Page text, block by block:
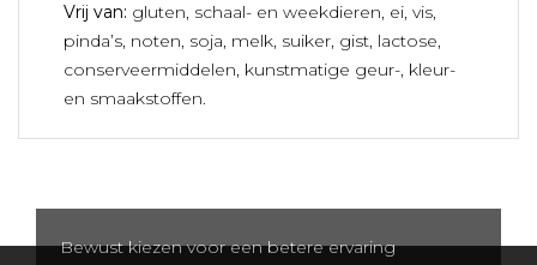
Bewust kiezen voor een betere ervaring
Vrij van: gluten, schaal- en weekdieren, ei, vis,
pinda’s, noten, soja, melk, suiker, gist, lactose,
conserveermiddelen, kunstmatige geur-, kleur-
en smaakstoffen.